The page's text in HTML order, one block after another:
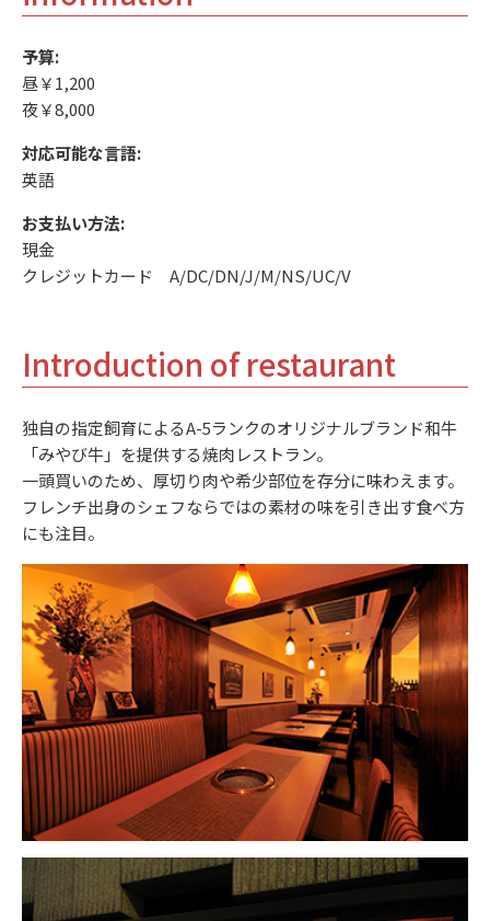
予算:
昼￥1,200
夜￥8,000
対応可能な言語:
英語
お支払い方法:
現金
クレジットカード A/DC/DN/J/M/NS/UC/V
Introduction of restaurant
独自の指定飼育によるA-5ランクのオリジナルブランド和牛
「みやび牛」を提供する焼肉レストラン。
一頭買いのため、厚切り肉や希少部位を存分に味わえます。
フレンチ出身のシェフならではの素材の味を引き出す食べ方
にも注目。